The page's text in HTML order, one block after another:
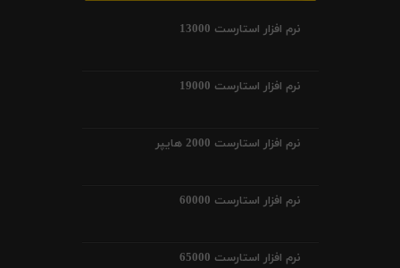
نرم افزار استارست 13000
نرم افزار استارست 19000
نرم افزار استارست 2000 هایپر
نرم افزار استارست 60000
نرم افزار استارست 65000